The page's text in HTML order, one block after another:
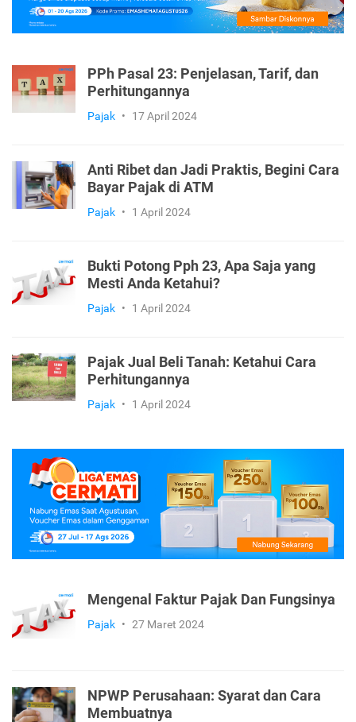
PPh Pasal 23: Penjelasan, Tarif, dan
Perhitungannya
Pajak • 17 April 2024
Anti Ribet dan Jadi Praktis, Begini Cara
Bayar Pajak di ATM
Pajak • 1 April 2024
Bukti Potong Pph 23, Apa Saja yang
Mesti Anda Ketahui?
Pajak • 1 April 2024
Pajak Jual Beli Tanah: Ketahui Cara
Perhitungannya
Pajak • 1 April 2024
Mengenal Faktur Pajak Dan Fungsinya
Pajak • 27 Maret 2024
NPWP Perusahaan: Syarat dan Cara
Membuatnya